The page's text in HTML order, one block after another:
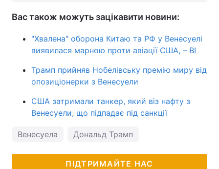
Вас також можуть зацікавити новини:
"Хвалена" оборона Китаю та РФ у Венесуелі
виявилася марною проти авіації США, – BI
Трамп прийняв Нобелівську премію миру від
опозиціонерки з Венесуели
США затримали танкер, який віз нафту з
Венесуели, що підпадає під санкції
Венесуела Дональд Трамп
ПІДТРИМАЙТЕ НАС